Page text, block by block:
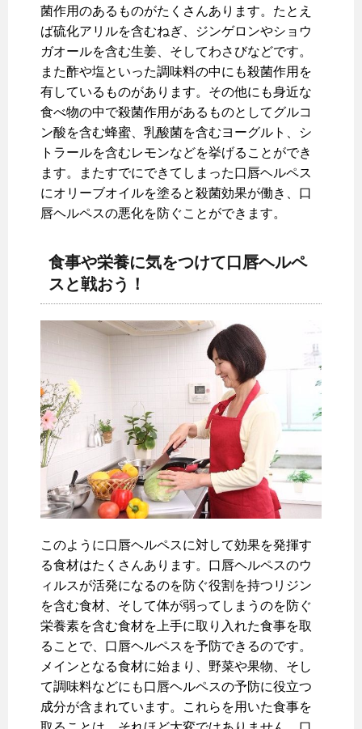
菌作用のあるものがたくさんあります。たとえ
ば硫化アリルを含むねぎ、ジンゲロンやショウ
ガオールを含む生姜、そしてわさびなどです。
また酢や塩といった調味料の中にも殺菌作用を
有しているものがあります。その他にも身近な
食べ物の中で殺菌作用があるものとしてグルコ
ン酸を含む蜂蜜、乳酸菌を含むヨーグルト、シ
トラールを含むレモンなどを挙げることができ
ます。またすでにできてしまった口唇ヘルペス
にオリーブオイルを塗ると殺菌効果が働き、口
唇ヘルペスの悪化を防ぐことができます。
食事や栄養に気をつけて口唇ヘルペ
スと戦おう！
このように口唇ヘルペスに対して効果を発揮す
る食材はたくさんあります。口唇ヘルペスのウ
ィルスが活発になるのを防ぐ役割を持つリジン
を含む食材、そして体が弱ってしまうのを防ぐ
栄養素を含む食材を上手に取り入れた食事を取
ることで、口唇ヘルペスを予防できるのです。
メインとなる食材に始まり、野菜や果物、そし
て調味料などにも口唇ヘルペスの予防に役立つ
成分が含まれています。これらを用いた食事を